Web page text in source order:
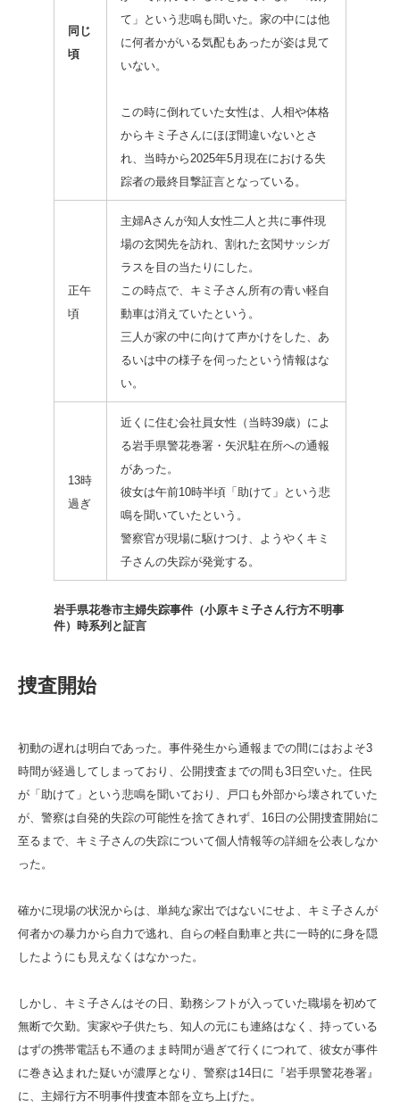
同じ
頃
て」という悲鳴も聞いた。家の中には他
に何者かがいる気配もあったが姿は見て
いない。
この時に倒れていた女性は、人相や体格
からキミ子さんにほぼ間違いないとさ
れ、当時から2025年5月現在における失
踪者の最終目撃証言となっている。
正午
頃
主婦Aさんが知人女性二人と共に事件現
場の玄関先を訪れ、割れた玄関サッシガ
ラスを目の当たりにした。
この時点で、キミ子さん所有の青い軽自
動車は消えていたという。
三人が家の中に向けて声かけをした、あ
るいは中の様子を伺ったという情報はな
い。
13時
過ぎ
近くに住む会社員女性（当時39歳）によ
る岩手県警花巻署・矢沢駐在所への通報
があった。
彼女は午前10時半頃「助けて」という悲
鳴を聞いていたという。
警察官が現場に駆けつけ、ようやくキミ
子さんの失踪が発覚する。
岩手県花巻市主婦失踪事件（小原キミ子さん行方不明事
件）時系列と証言
捜査開始
初動の遅れは明白であった。事件発生から通報までの間にはおよそ3
時間が経過してしまっており、公開捜査までの間も3日空いた。住民
が「助けて」という悲鳴を聞いており、戸口も外部から壊されていた
が、警察は自発的失踪の可能性を捨てきれず、16日の公開捜査開始に
至るまで、キミ子さんの失踪について個人情報等の詳細を公表しなか
った。
確かに現場の状況からは、単純な家出ではないにせよ、キミ子さんが
何者かの暴力から自力で逃れ、自らの軽自動車と共に一時的に身を隠
したようにも見えなくはなかった。
しかし、キミ子さんはその日、勤務シフトが入っていた職場を初めて
無断で欠勤。実家や子供たち、知人の元にも連絡はなく、持っている
はずの携帯電話も不通のまま時間が過ぎて行くにつれて、彼女が事件
に巻き込まれた疑いが濃厚となり、警察は14日に『岩手県警花巻署』
に、主婦行方不明事件捜査本部を立ち上げた。